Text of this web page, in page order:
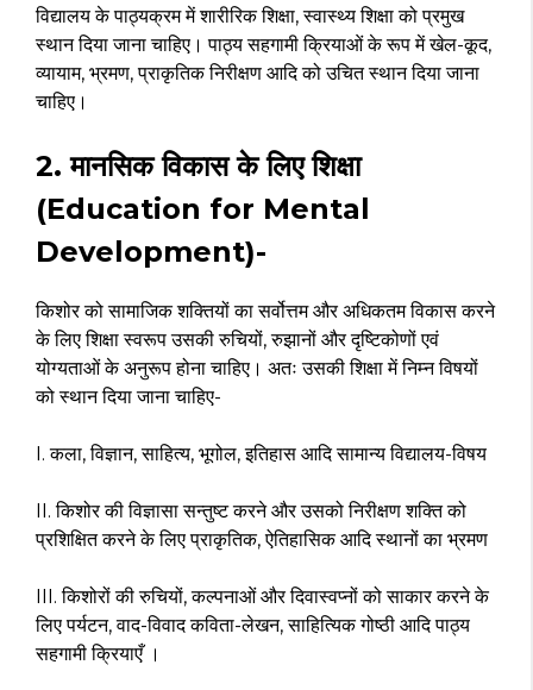
विद्यालय के पाठ्यक्रम में शारीरिक शिक्षा, स्वास्थ्य शिक्षा को प्रमुख
स्थान दिया जाना चाहिए। पाठ्य सहगामी क्रियाओं के रूप में खेल-कूद,
व्यायाम, भ्रमण, प्राकृतिक निरीक्षण आदि को उचित स्थान दिया जाना
चाहिए।
2. मानसिक विकास के लिए शिक्षा
(Education for Mental
Development)-
किशोर को सामाजिक शक्तियों का सर्वोत्तम और अधिकतम विकास करने
के लिए शिक्षा स्वरूप उसकी रुचियों, रुझानों और दृष्टिकोणों एवं
योग्यताओं के अनुरूप होना चाहिए। अतः उसकी शिक्षा में निम्न विषयों
को स्थान दिया जाना चाहिए-
I. कला, विज्ञान, साहित्य, भूगोल, इतिहास आदि सामान्य विद्यालय-विषय
II. किशोर की विज्ञासा सन्तुष्ट करने और उसको निरीक्षण शक्ति को
प्रशिक्षित करने के लिए प्राकृतिक, ऐतिहासिक आदि स्थानों का भ्रमण
III. किशोरों की रुचियों, कल्पनाओं और दिवास्वप्नों को साकार करने के
लिए पर्यटन, वाद-विवाद कविता-लेखन, साहित्यिक गोष्ठी आदि पाठ्य
सहगामी क्रियाएँ ।